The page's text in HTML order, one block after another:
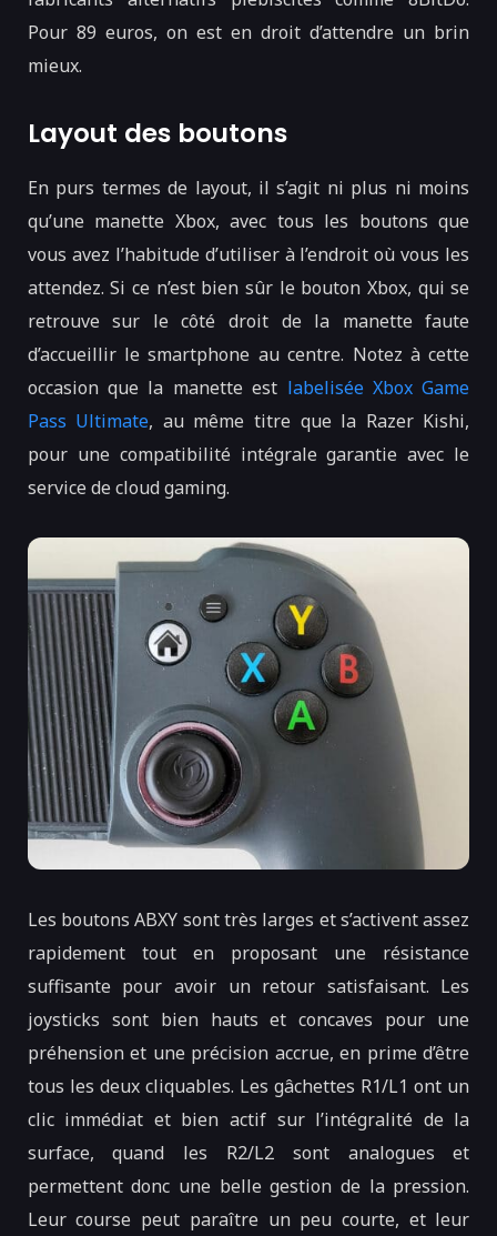
Pour 89 euros, on est en droit d’attendre un brin
mieux.
Layout des boutons
En purs termes de layout, il s’agit ni plus ni moins
qu’une manette Xbox, avec tous les boutons que
vous avez l’habitude d’utiliser à l’endroit où vous les
attendez. Si ce n’est bien sûr le bouton Xbox, qui se
retrouve sur le côté droit de la manette faute
d’accueillir le smartphone au centre. Notez à cette
occasion que la manette est labelisée Xbox Game
Pass Ultimate, au même titre que la Razer Kishi,
pour une compatibilité intégrale garantie avec le
service de cloud gaming.
Les boutons ABXY sont très larges et s’activent assez
rapidement tout en proposant une résistance
suffisante pour avoir un retour satisfaisant. Les
joysticks sont bien hauts et concaves pour une
préhension et une précision accrue, en prime d’être
tous les deux cliquables. Les gâchettes R1/L1 ont un
clic immédiat et bien actif sur l’intégralité de la
surface, quand les R2/L2 sont analogues et
permettent donc une belle gestion de la pression.
Leur course peut paraître un peu courte, et leur